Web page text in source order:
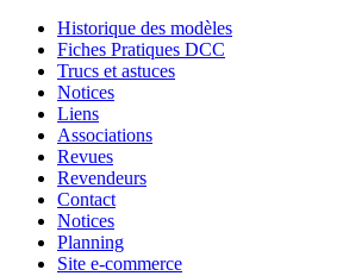
Historique des modèles
Fiches Pratiques DCC
Trucs et astuces
Notices
Liens
Associations
Revues
Revendeurs
Contact
Notices
Planning
Site e-commerce